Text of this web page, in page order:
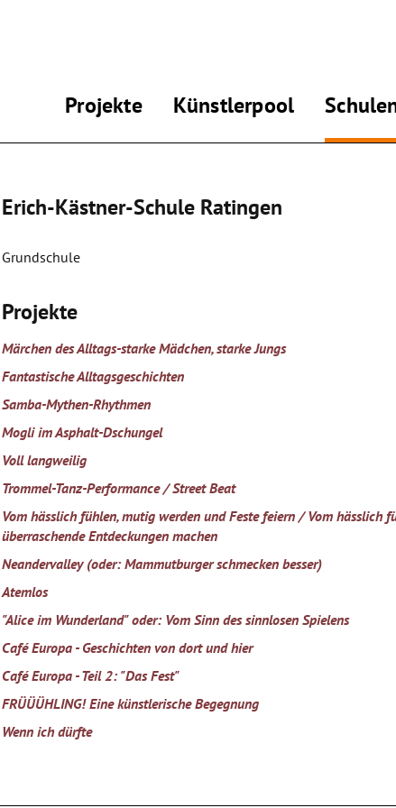
Projekte Künstlerpool
Erich-Kästner-Schule Ratingen
Grundschule
Projekte
Märchen des Alltags-starke Mädchen, starke Jungs
Fantastische Alltagsgeschichten
Samba-Mythen-Rhythmen
Mogli im Asphalt-Dschungel
Voll langweilig
Trommel-Tanz-Performance / Street Beat
Vom hässlich fühlen, mutig werden und Feste feiern / Vom hässlich
überraschende Entdeckungen machen
Neandervalley (oder: Mammutburger schmecken besser)
Atemlos
"Alice im Wunderland" oder: Vom Sinn des sinnlosen Spielens
Café Europa - Geschichten von dort und hier
Café Europa - Teil 2: "Das Fest"
FRÜÜÜHLING! Eine künstlerische Begegnung
Wenn ich dürfte